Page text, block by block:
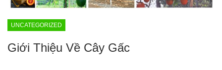
UNCATEGORIZED
Giới Thiệu Về Cây Gấc